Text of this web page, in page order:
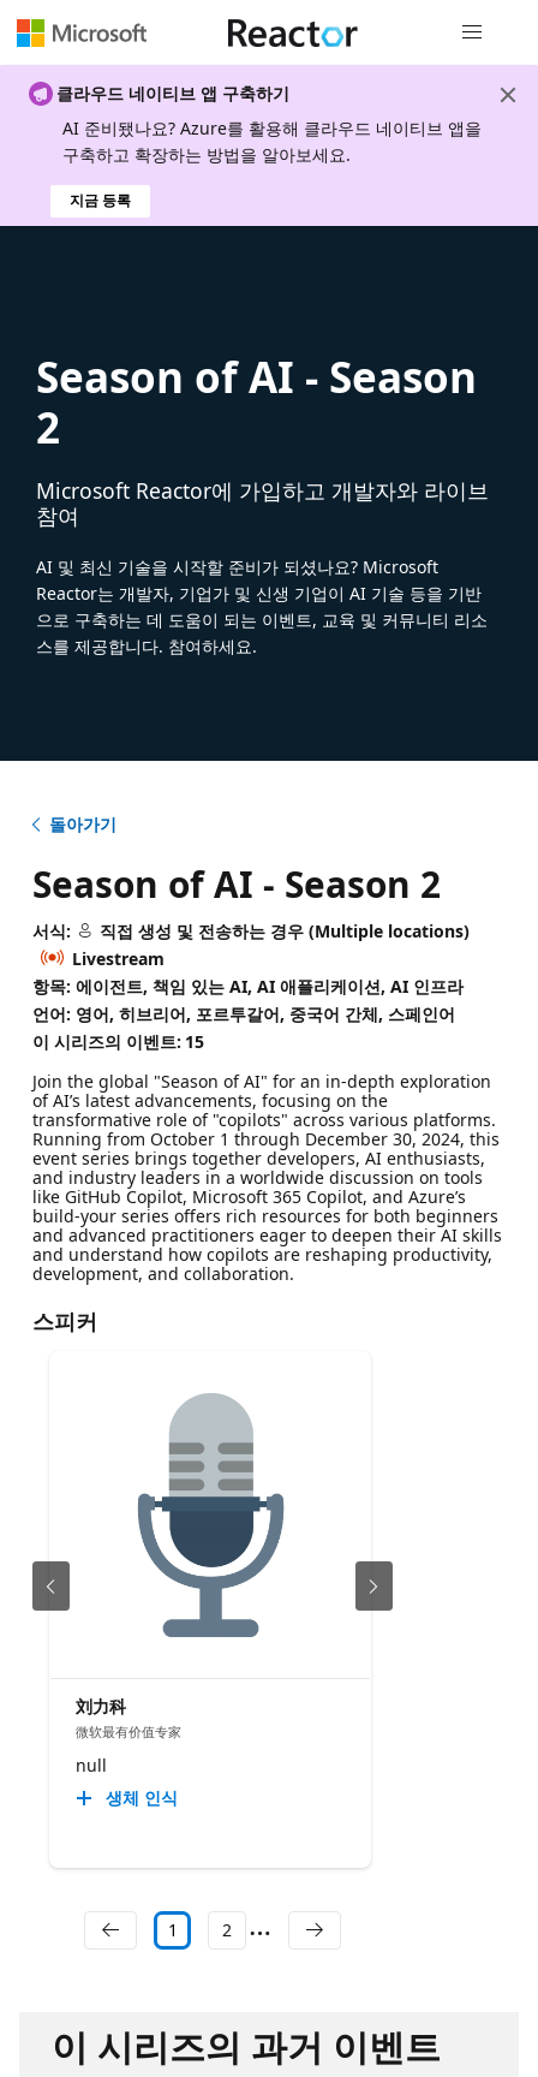
클라우드 네이티브 앱 구축하기
AI 준비됐나요? Azure를 활용해 클라우드 네이티브 앱을
구축하고 확장하는 방법을 알아보세요.
지금 등록
Season of AI - Season
2
Microsoft Reactor에 가입하고 개발자와 라이브
참여
AI 및 최신 기술을 시작할 준비가 되셨나요? Microsoft
Reactor는 개발자, 기업가 및 신생 기업이 AI 기술 등을 기반
으로 구축하는 데 도움이 되는 이벤트, 교육 및 커뮤니티 리소
스를 제공합니다. 참여하세요.
돌아가기
Season of AI - Season 2
서식:
직접 생성 및 전송하는 경우 (Multiple locations)
Livestream
항목: 에이전트, 책임 있는 AI, AI 애플리케이션, AI 인프라
언어: 영어, 히브리어, 포르투갈어, 중국어 간체, 스페인어
이 시리즈의 이벤트: 15
Join the global "Season of AI" for an in-depth exploration
of AI’s latest advancements, focusing on the
transformative role of "copilots" across various platforms.
Running from October 1 through December 30, 2024, this
event series brings together developers, AI enthusiasts,
and industry leaders in a worldwide discussion on tools
like GitHub Copilot, Microsoft 365 Copilot, and Azure’s
build-your series offers rich resources for both beginners
and advanced practitioners eager to deepen their AI skills
and understand how copilots are reshaping productivity,
development, and collaboration.
스피커
刘力科
微软最有价值专家
null
생체 인식
1 2
이 시리즈의 과거 이벤트